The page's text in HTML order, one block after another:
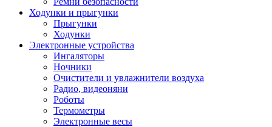
Ходунки и прыгунки
Прыгунки
Ходунки
Электронные устройства
Ингаляторы
Ночники
Очистители и увлажнители воздуха
Радио, видеоняни
Роботы
Термометры
Электронные весы